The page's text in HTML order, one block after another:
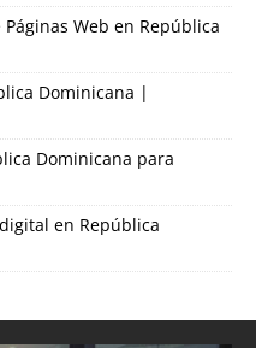
Web en República
Dominicana |
Dominicana para
en República